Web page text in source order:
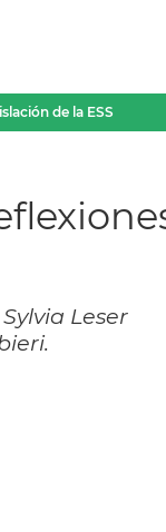
de la ESS
Leser